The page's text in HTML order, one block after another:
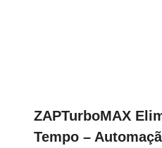
ZAPTurboMAX
Tempo –